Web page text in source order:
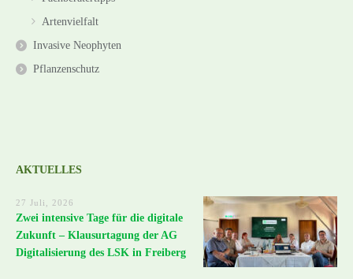
Artenvielfalt
Invasive Neophyten
Pflanzenschutz
AKTUELLES
27 Juli, 2026
Zwei intensive Tage für die digitale
Zukunft – Klausurtagung der AG
Digitalisierung des LSK in Freiberg